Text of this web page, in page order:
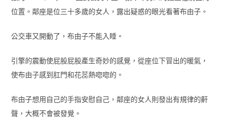
位置。鄰座是位三十多歲的女人，露出疑惑的眼光看著布由子。
公交車又開動了，布由子不能入睡。
引擎的震動使屁股屁股產生奇妙的感覺，從座位下冒出的暖氣，
使布由子感到肛門和花蕊熱唿唿的。
布由子想用自己的手指安慰自己，鄰座的女人則發出有規律的鼾
聲，大概不會被發覺。